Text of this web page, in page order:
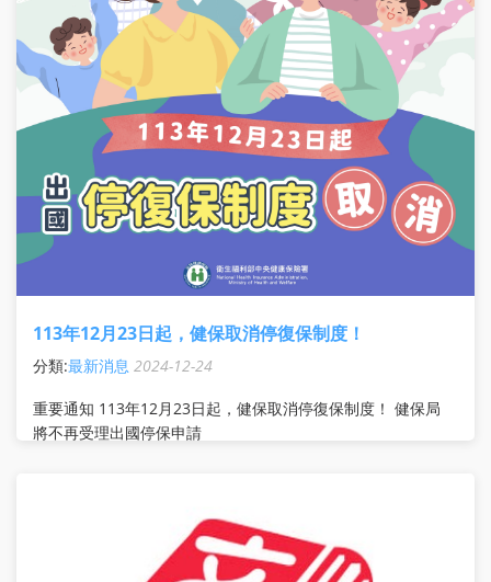
113年12月23日起，健保取消停復保制度！
分類:最新消息 2024-12-24
重要通知 113年12月23日起，健保取消停復保制度！ 健保局
將不再受理出國停保申請